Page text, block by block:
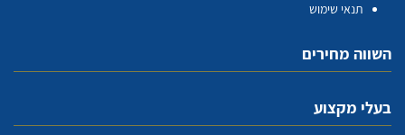
תנאי שימוש
השווה מחירים
בעלי מקצוע